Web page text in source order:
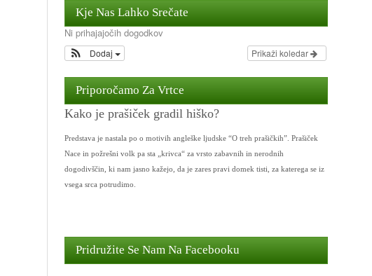
Kje Nas Lahko Srečate
Ni prihajajočih dogodkov
Prikaži koledar
Dodaj
Priporočamo Za Vrtce
Kako je prašiček gradil hiško?
Predstava je nastala po o motivih angleške ljudske “O treh prašičkih”. Prašiček
Nace in požrešni volk pa sta „krivca“ za vrsto zabavnih in nerodnih
dogodivščin, ki nam jasno kažejo, da je zares pravi domek tisti, za katerega se iz
vsega srca potrudimo.
Pridružite Se Nam Na Facebooku